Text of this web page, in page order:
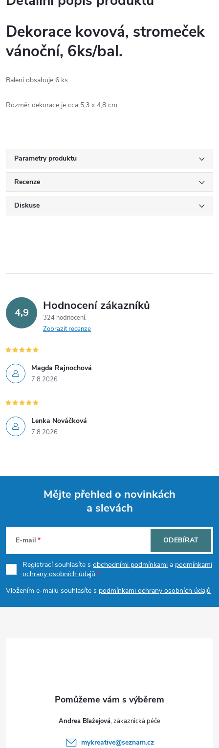
Dekorace kovová, stromeček
vánoční, 6ks/bal.
Balení obsahuje 6 ks.
Rozměr dekorace je cca 5,3 x 4,8 cm.
Parametry produktu
Recenze
Diskuse
4,9 Hodnocení zákazníků
324 hodnocení
Zobrazit recenze
Magda Rajnochová
7.8.2026
Lenka Nováčková
7.8.2026
p
a
t
Mějte přehled o novinkách
a slevách
E-mail
Registrací souhlasíte s obchodními podmínkami a podmínkami
ochrany osobních údajů
Vložením e-mailu souhlasíte s podmínkami ochrany osobních údajů
ODEBÍRAT
Andrea Blažejová
mykreative@seznam.cz